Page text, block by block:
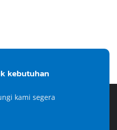
kebutuhan
kami segera